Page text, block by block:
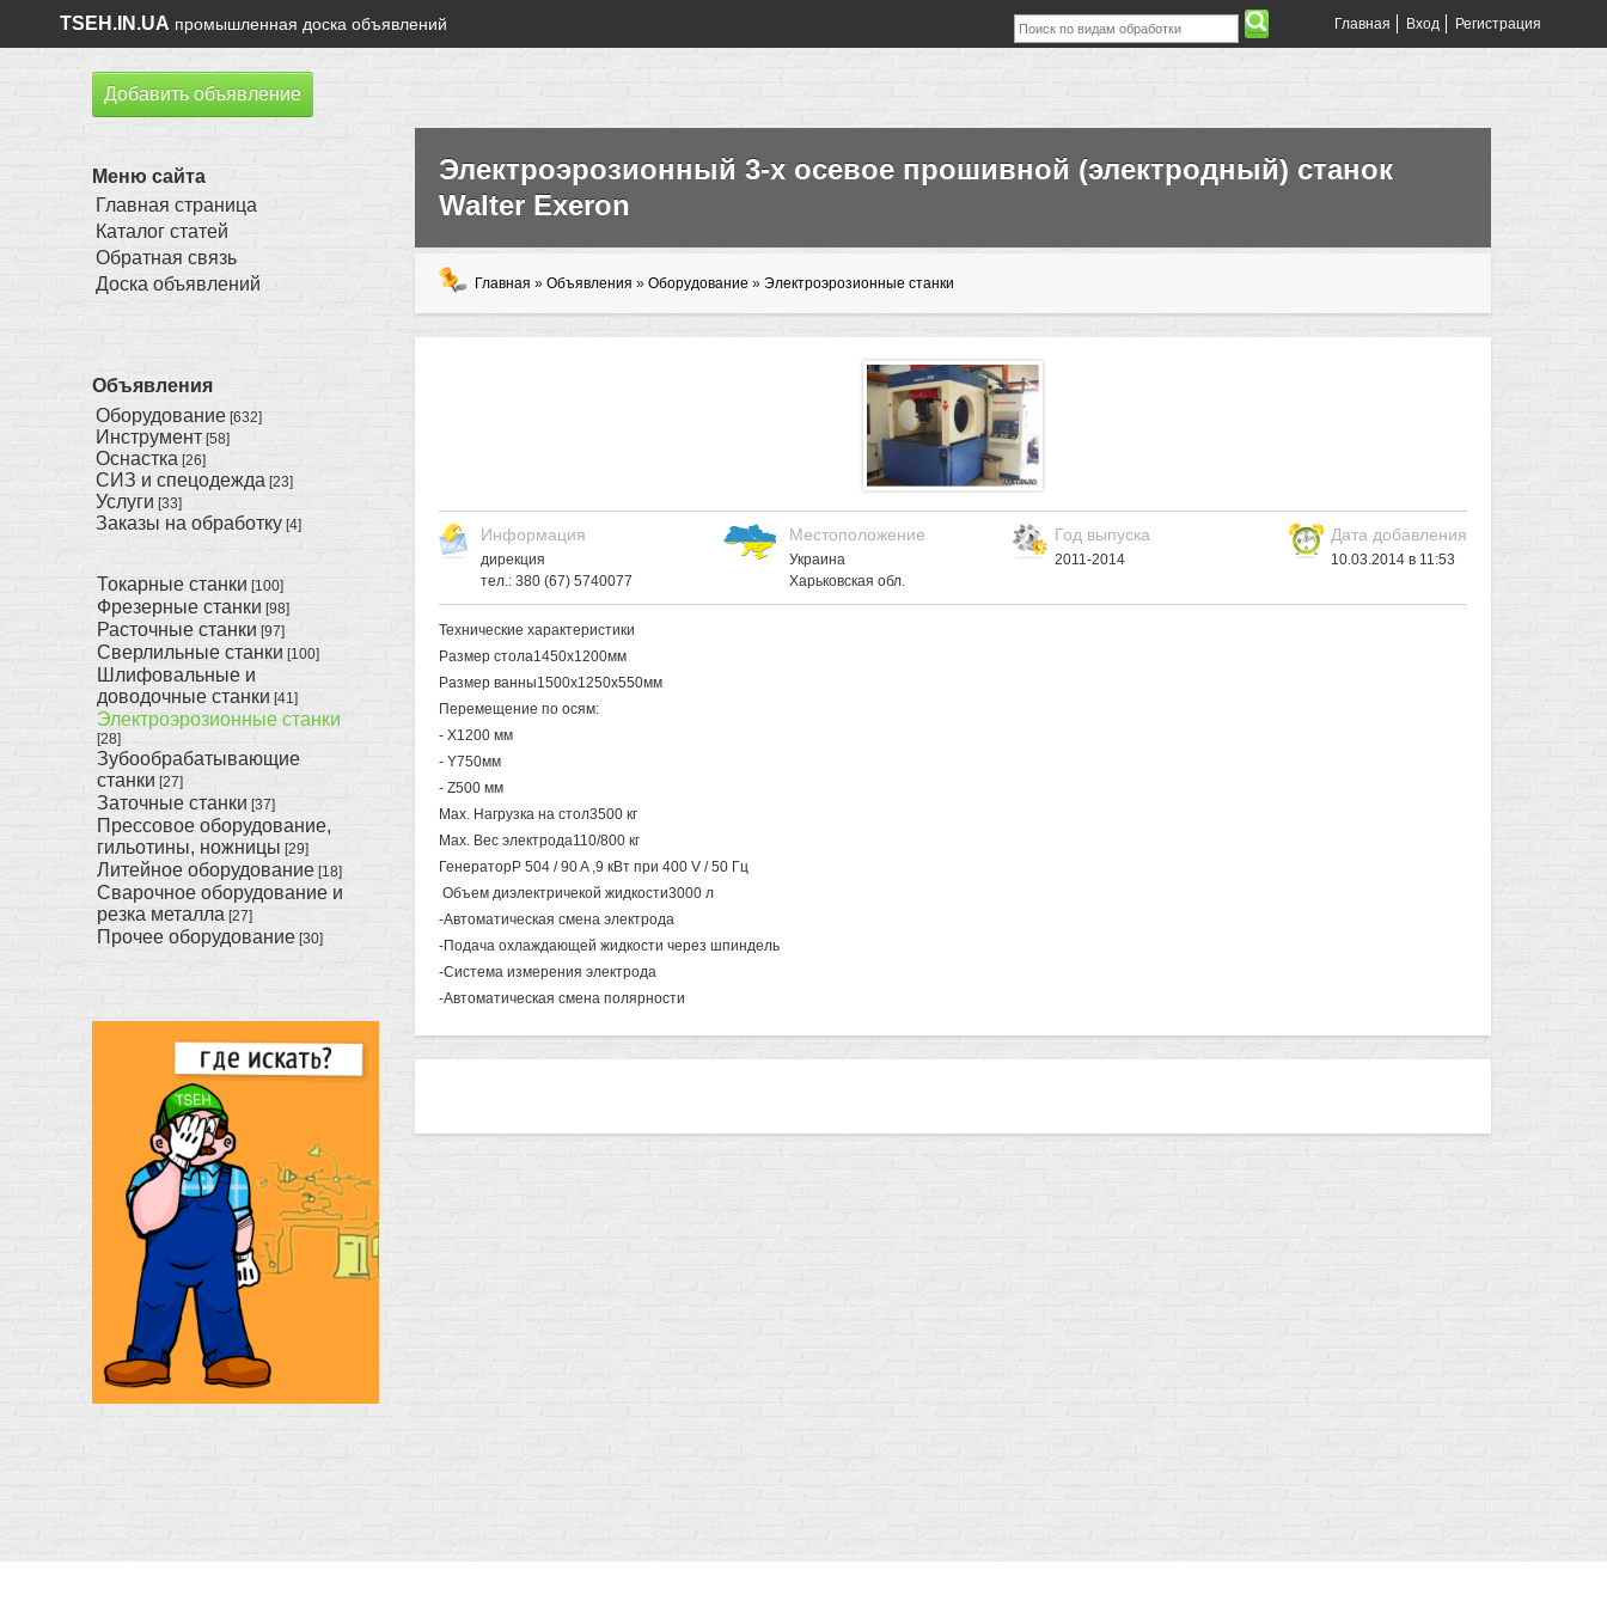
TSEH.IN.UA промышленная доска объявлений Главная Вход Регистрация
Добавить объявление
Меню сайта
Главная страница
Каталог статей
Обратная связь
Доска объявлений
Объявления
Оборудование [632]
Инструмент [58]
Оснастка [26]
СИЗ и спецодежда [23]
Услуги [33]
Заказы на обработку [4]
Токарные станки [100]
Фрезерные станки [98]
Расточные станки [97]
Сверлильные станки [100]
Шлифовальные и
доводочные станки [41]
Электроэрозионные станки
[28]
Зубообрабатывающие
станки [27]
Заточные станки [37]
Прессовое оборудование,
гильотины, ножницы [29]
Литейное оборудование [18]
Сварочное оборудование и
резка металла [27]
Прочее оборудование [30]
Электроэрозионный 3-х осевое прошивной (электродный) станок
Walter Exeron
Главная » Объявления » Оборудование » Электроэрозионные станки
Информация
дирекция
тел.: 380 (67) 5740077
Местоположение
Украина
Харьковская обл.
Год выпуска
2011-2014
Дата добавления
10.03.2014 в 11:53
Технические характеристики
Размер стола1450х1200мм
Размер ванны1500х1250х550мм
Перемещение по осям:
- X1200 мм
- Y750мм
- Z500 мм
Мах. Нагрузка на стол3500 кг
Мах. Вес электрода110/800 кг
ГенераторP 504 / 90 A ,9 кВт при 400 V / 50 Гц
Объем диэлектричекой жидкости3000 л
-Автоматическая смена электрода
-Подача охлаждающей жидкости через шпиндель
-Система измерения электрода
-Автоматическая смена полярности